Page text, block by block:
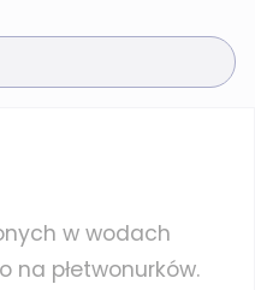
w wodach
na płetwonurków.